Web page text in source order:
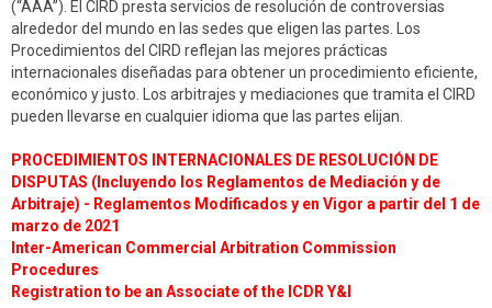
(“AAA”). El CIRD presta servicios de resolución de controversias
alrededor del mundo en las sedes que eligen las partes. Los
Procedimientos del CIRD reflejan las mejores prácticas
internacionales diseñadas para obtener un procedimiento eficiente,
económico y justo. Los arbitrajes y mediaciones que tramita el CIRD
pueden llevarse en cualquier idioma que las partes elijan.
PROCEDIMIENTOS INTERNACIONALES DE RESOLUCIÓN DE
DISPUTAS (Incluyendo los Reglamentos de Mediación y de
Arbitraje) - Reglamentos Modificados y en Vigor a partir del 1 de
marzo de 2021
Inter-American Commercial Arbitration Commission
Procedures
Registration to be an Associate of the ICDR Y&I